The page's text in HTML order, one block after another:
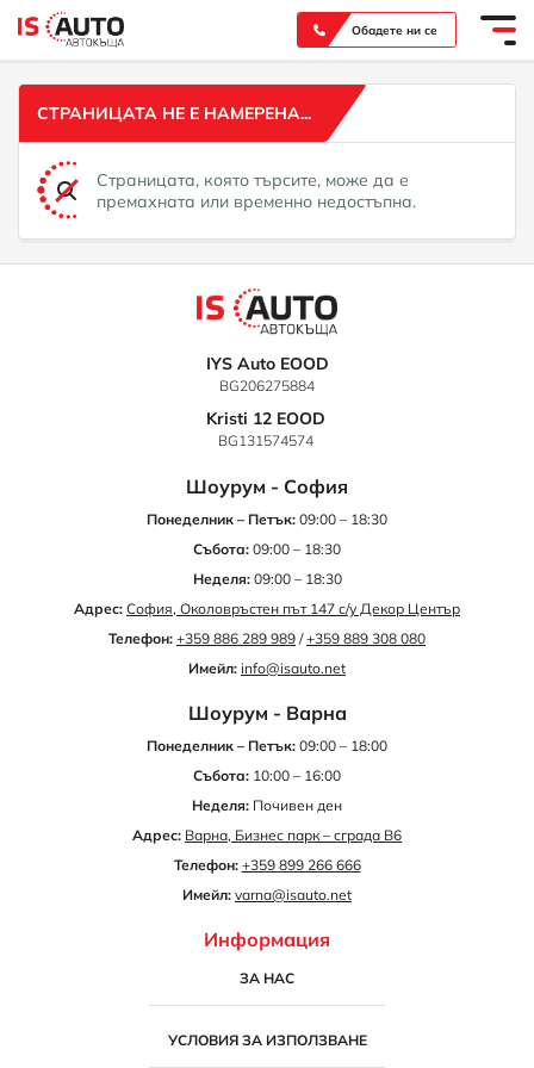
Обадете ни се
СТРАНИЦАТА НЕ Е НАМЕРЕНА...
Страницата, която търсите, може да е
премахната или временно недостъпна.
IYS Auto EOOD
BG206275884
Kristi 12 EOOD
BG131574574
Шоурум - София
Понеделник – Петък: 09:00 – 18:30
Събота: 09:00 – 18:30
Неделя:09:00 – 18:30
Адрес: София, Околовръстен път 147 с/у Декор Център
Телефон: +359 886 289 989 /+359 889 308 080
Имейл: info@isauto.net
Шоурум - Варна
Понеделник – Петък: 09:00 – 18:00
Събота: 10:00 – 16:00
Неделя: Почивен ден
Адрес: Варна, Бизнес парк – сграда B6
Телефон: +359 899 266 666
Имейл: varna@isauto.net
Информация
ЗА НАС
УСЛОВИЯ ЗА ИЗПОЛЗВАНЕ